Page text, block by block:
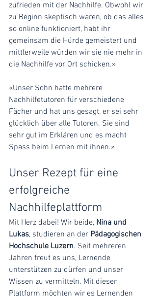
zufrieden mit der Nachhilfe. Obwohl wir
zu Beginn skeptisch waren, ob das alles
so online funktioniert, habt ihr
gemeinsam die Hürde gemeistert und
mittlerweile würden wir sie nie mehr in
die Nachhilfe vor Ort schicken.»
«Unser Sohn hatte mehrere
Nachhilfetutoren für verschiedene
Fächer und hat uns gesagt, er sei sehr
glücklich über alle Tutoren. Sie sind
sehr gut im Erklären und es macht
Spass beim Lernen mit ihnen.»
Unser Rezept für eine
erfolgreiche
Nachhilfeplattform
Mit Herz dabei! Wir beide, Nina und
Lukas, studieren an der Pädagogischen
Hochschule Luzern. Seit mehreren
Jahren freut es uns, Lernende
unterstützen zu dürfen und unser
Wissen zu vermitteln. Mit dieser
Plattform möchten wir es Lernenden